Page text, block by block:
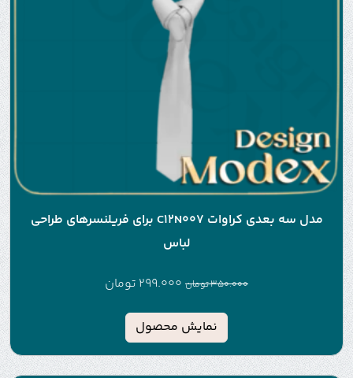
مدل سه بعدی کراوات C12N007 برای فریلنسرهای طراحی
لباس
350.000تومان 299.000 تومان
نمایش محصول